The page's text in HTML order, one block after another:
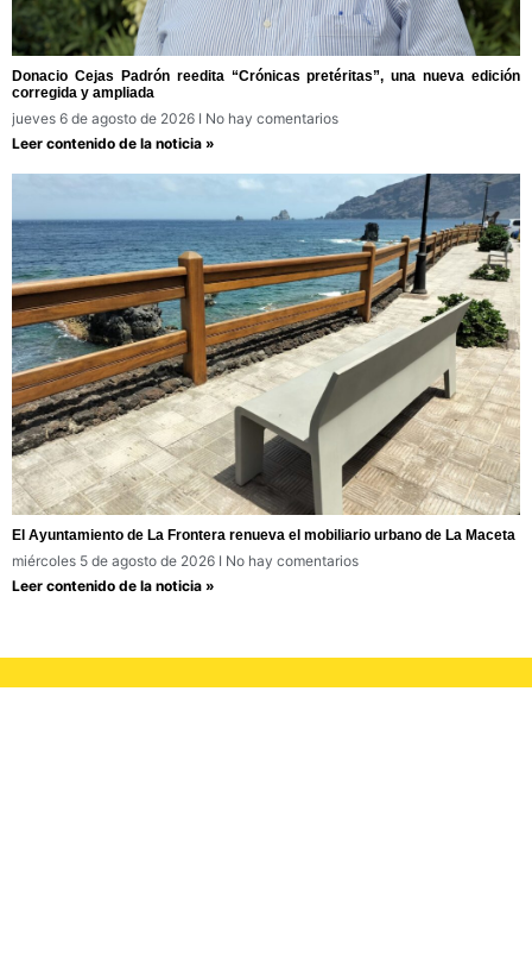
Donacio Cejas Padrón reedita “Crónicas pretéritas”, una nueva edición
corregida y ampliada
jueves 6 de agosto de 2026
No hay comentarios
Leer contenido de la noticia »
El Ayuntamiento de La Frontera renueva el mobiliario urbano de La Maceta
miércoles 5 de agosto de 2026
No hay comentarios
Leer contenido de la noticia »